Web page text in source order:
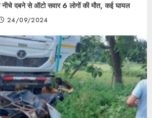
दबने से ऑटो सवार 6 लोगों की मौत, कई घायल
24/09/2024